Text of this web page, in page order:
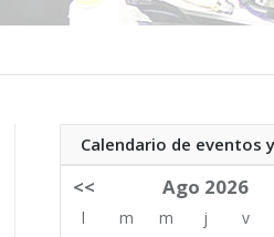
Calendario de eventos
<< Ago 2026
l m m j v